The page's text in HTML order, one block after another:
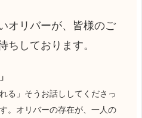
オリバーが、皆様のご
ちしております。
る」そうお話ししてくださっ
。オリバーの存在が、一人の